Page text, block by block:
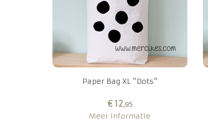
Paper Bag XL "Dots"
€ 12,95
Meer informatie